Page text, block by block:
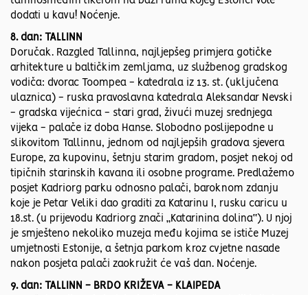
dodati u kavu! Noćenje.
8. dan: TALLINN
Doručak. Razgled Tallinna, najljepšeg primjera gotičke
arhitekture u baltičkim zemljama, uz službenog gradskog
vodiča: dvorac Toompea - katedrala iz 13. st. (uključena
ulaznica) - ruska pravoslavna katedrala Aleksandar Nevski
- gradska vijećnica - stari grad, živući muzej srednjega
vijeka - palače iz doba Hanse. Slobodno poslijepodne u
slikovitom Tallinnu, jednom od najljepših gradova sjevera
Europe, za kupovinu, šetnju starim gradom, posjet nekoj od
tipičnih starinskih kavana ili osobne programe. Predlažemo
posjet Kadriorg parku odnosno palači, baroknom zdanju
koje je Petar Veliki dao graditi za Katarinu I, rusku caricu u
18.st. (u prijevodu Kadriorg znači „Katarinina dolina“). U njoj
je smješteno nekoliko muzeja među kojima se ističe Muzej
umjetnosti Estonije, a šetnja parkom kroz cvjetne nasade
nakon posjeta palači zaokružit će vaš dan. Noćenje.
9. dan: TALLINN - BRDO KRIŽEVA - KLAIPEDA